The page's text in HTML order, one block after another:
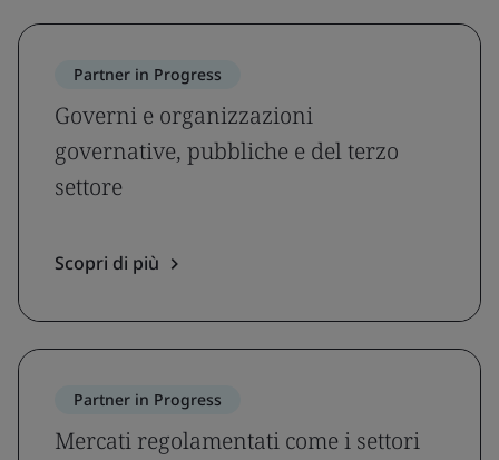
Partner in Progress
Governi e organizzazioni
governative, pubbliche e del terzo
settore
Scopri di più
Partner in Progress
Mercati regolamentati come i settori